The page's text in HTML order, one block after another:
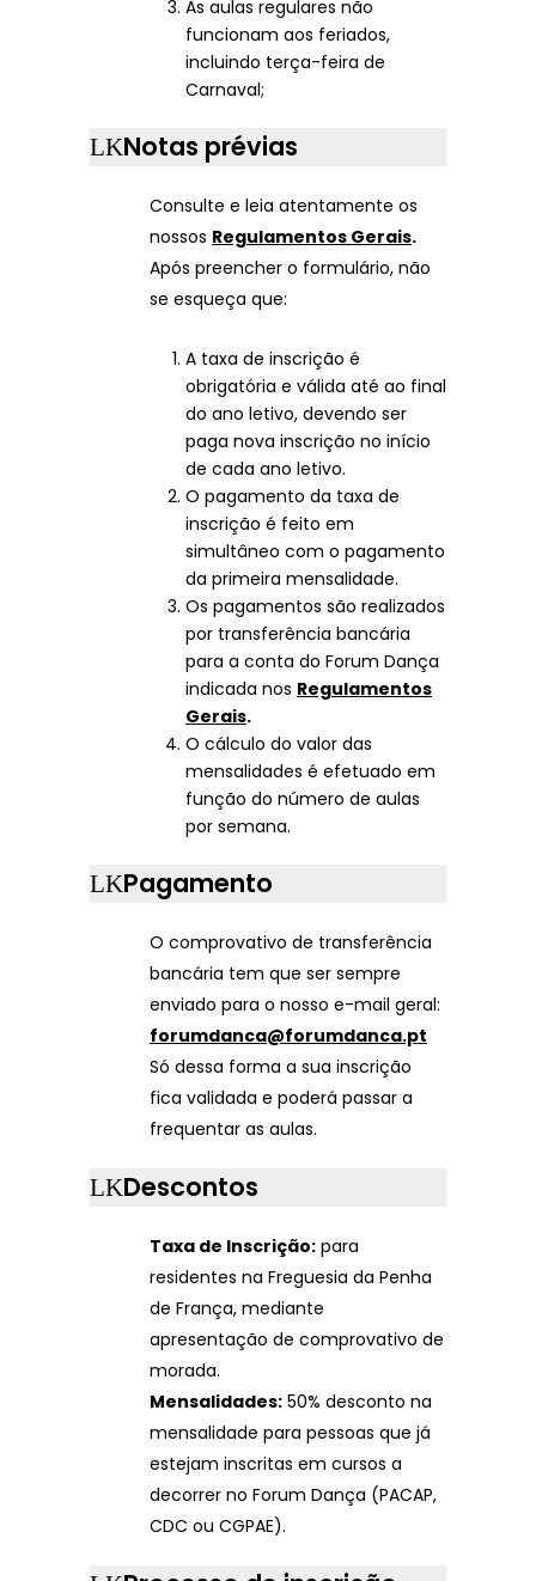
As aulas regulares não
funcionam aos feriados,
incluindo terça-feira de
Carnaval;
Notas prévias
Consulte e leia atentamente os
nossos Regulamentos Gerais.
Após preencher o formulário, não
se esqueça que:
A taxa de inscrição é
obrigatória e válida até ao final
do ano letivo, devendo ser
paga nova inscrição no início
de cada ano letivo.
O pagamento da taxa de
inscrição é feito em
simultâneo com o pagamento
da primeira mensalidade.
Os pagamentos são realizados
por transferência bancária
para a conta do Forum Dança
indicada nos Regulamentos
Gerais.
O cálculo do valor das
mensalidades é efetuado em
função do número de aulas
por semana.
Pagamento
O comprovativo de transferência
bancária tem que ser sempre
enviado para o nosso e-mail geral:
forumdanca@forumdanca.pt
Só dessa forma a sua inscrição
fica validada e poderá passar a
frequentar as aulas.
Descontos
Taxa de Inscrição: para
residentes na Freguesia da Penha
de França, mediante
apresentação de comprovativo de
morada.
Mensalidades: 50% desconto na
mensalidade para pessoas que já
estejam inscritas em cursos a
decorrer no Forum Dança (PACAP,
CDC ou CGPAE).